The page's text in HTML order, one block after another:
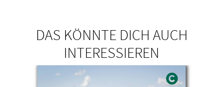
DAS KÖNNTE DICH AUCH
INTERESSIEREN